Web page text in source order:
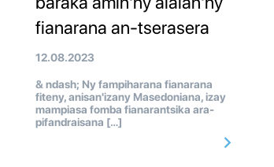
fianarana an-tserasera
12.08.2023
& ndash; Ny fampiharana fianarana
fiteny, anisan'izany Masedoniana, izay
mampiasa fomba fianarantsika ara-
pifandraisana […]